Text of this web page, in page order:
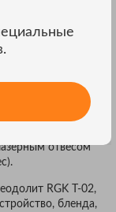
теодолита
-20°C до +50°C
и
отвесом
RGK T-02,
бленда,